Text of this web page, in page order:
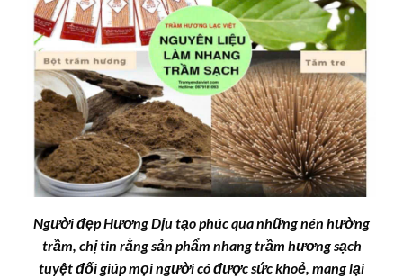
Người đẹp Hương Dịu tạo phúc qua những nén hường
trầm, chị tin rằng sản phẩm nhang trầm hương sạch
tuyệt đối giúp mọi người có được sức khoẻ, mang lại